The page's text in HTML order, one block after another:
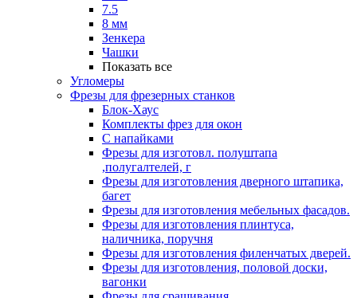
7.5
8 мм
Зенкера
Чашки
Показать все
Угломеры
Фрезы для фрезерных станков
Блок-Хаус
Комплекты фрез для окон
С напайками
Фрезы для изготовл. полуштапа
,полугалтелей, г
Фрезы для изготовления дверного штапика,
багет
Фрезы для изготовления мебельных фасадов.
Фрезы для изготовления плинтуса,
наличника, поручня
Фрезы для изготовления филенчатых дверей.
Фрезы для изготовления, половой доски,
вагонки